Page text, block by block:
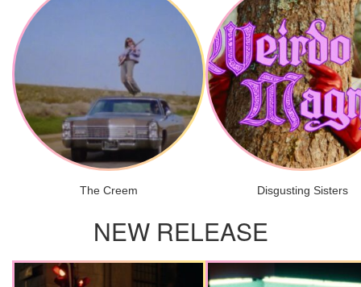
The Creem Disgusting Sisters
NEW RELEASE